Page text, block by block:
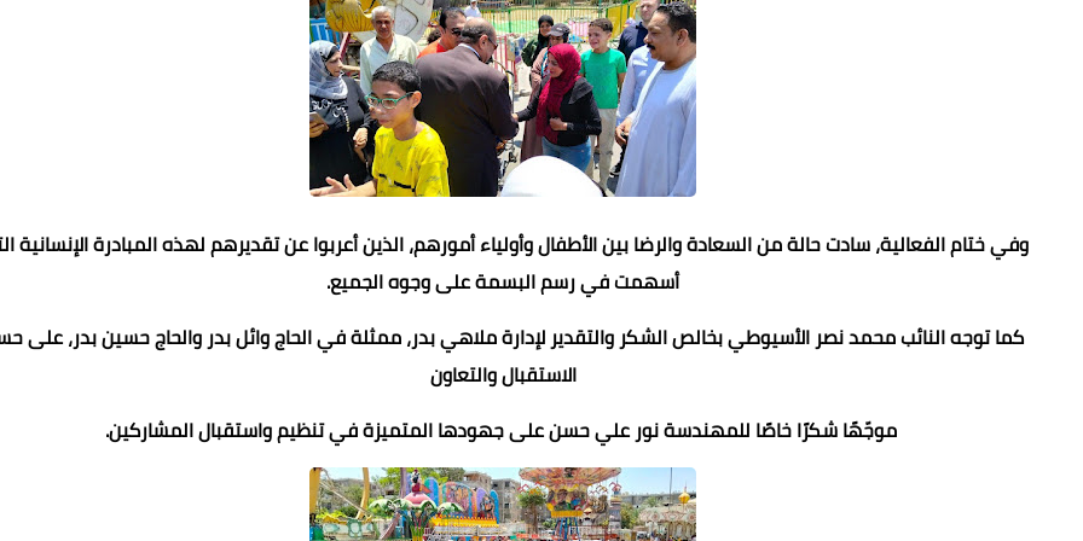
وفي ختام الفعالية، سادت حالة من السعادة والرضا بين الأطفال وأولياء أمورهم، الذين أعربوا عن تقديرهم لهذه المبادرة الإنسانية
أسهمت في رسم البسمة على وجوه الجميع.
كما توجه النائب محمد نصر الأسيوطي بخالص الشكر والتقدير لإدارة ملاهي بدر، ممثلة في الحاج وائل بدر والحاج حسين بدر، على
الاستقبال والتعاون
موجّهًا شكرًا خاصًا للمهندسة نور علي حسن على جهودها المتميزة في تنظيم واستقبال المشاركين.